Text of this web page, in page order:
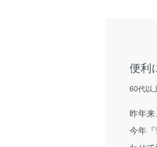
便利
60代以
昨年
今年